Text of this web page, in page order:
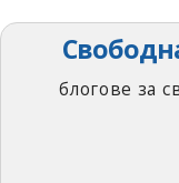
блогове за